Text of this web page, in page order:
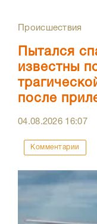
Происшествия
Пытался
известны
после
04.08.2026 16:07
Комментарии